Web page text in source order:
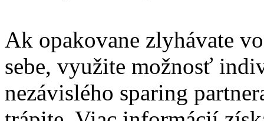
Ak opakovane zlyhávate
sebe, využite možnosť
nezávislého sparing